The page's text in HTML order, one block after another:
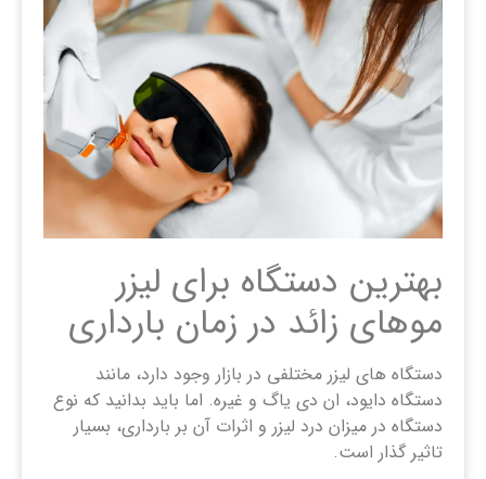
بهترین دستگاه برای لیزر
موهای زائد در زمان بارداری
دستگاه های لیزر مختلفی در بازار وجود دارد، مانند
دستگاه دایود، ان دی یاگ و غیره. اما باید بدانید که نوع
دستگاه در میزان درد لیزر و اثرات آن بر بارداری، بسیار
تاثیر گذار است.